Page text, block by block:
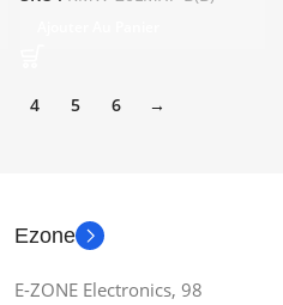
4 5 6 →
Ezone
E-ZONE Electronics, 98